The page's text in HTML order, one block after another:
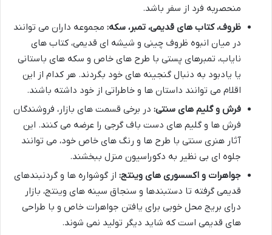
منحصربه فرد از سفر باشد.
ظروف، کتاب های قدیمی، تمبر، سکه: مجموعه داران می توانند
در میان انبوه ظروف چینی و شیشه ای قدیمی، کتاب های
نایاب، تمبرهای پستی با طرح های خاص و سکه های باستانی
یا یادبود به دنبال گنجینه های خود بگردند. هر کدام از این
اقلام می توانند داستان ها و خاطراتی از خود داشته باشند.
فرش و گلیم های سنتی: در برخی قسمت های بازار، فروشندگان
فرش ها و گلیم های دست باف گرجی را عرضه می کنند. این
آثار هنری سنتی با طرح ها و رنگ های خاص خود، می توانند
جلوه ای بی نظیر به دکوراسیون منزل ببخشند.
جواهرات و اکسسوری های وینتج: از گوشواره ها و گردنبندهای
قدیمی گرفته تا دستبندها و سنجاق سینه های وینتج، بازار
درای بریج محل خوبی برای یافتن جواهرات خاص و با طراحی
های قدیمی است که شاید دیگر تولید نمی شوند.